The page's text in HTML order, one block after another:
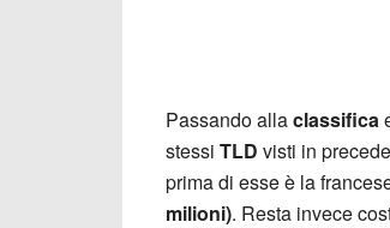
Passando allaclassifica
stessi TLD visti in
prima di esse è la
milioni). Resta invece